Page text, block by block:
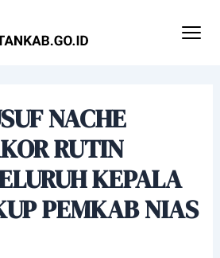
NACHE
RUTIN
KEPALA
PEMKAB NIAS